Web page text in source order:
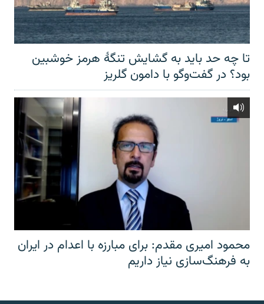
تا چه حد باید به گشایش تنگهٔ هرمز خوشبین
بود؟ در گفت‌وگو با دامون گلریز
محمود امیری مقدم: برای مبارزه با اعدام در ایران
به فرهنگ‌سازی نیاز داریم